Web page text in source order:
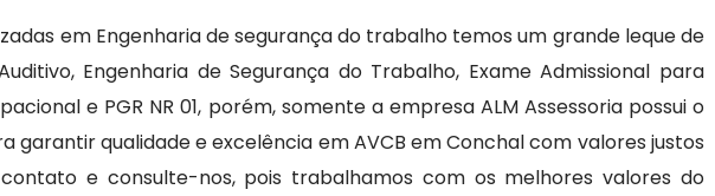
em Engenharia de segurança do trabalho temos um grande leque de
Engenharia de Segurança do Trabalho, Exame Admissional para
e PGR NR 01, porém, somente a empresa ALM Assessoria possui o
garantir qualidade e excelência em AVCB em Conchal com valores justos
e consulte-nos, pois trabalhamos com os melhores valores do